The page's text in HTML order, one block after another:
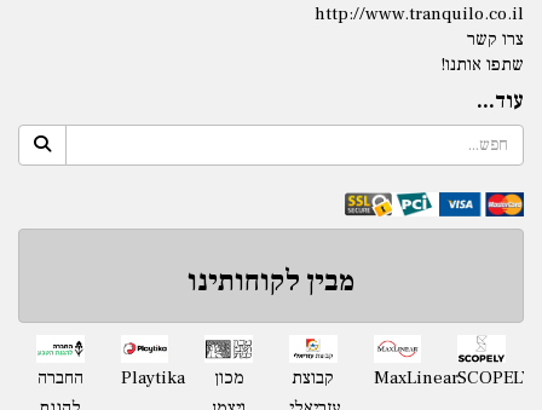
http://www.tranquilo.co.il
צרו קשר
שתפו אותנו!
עוד...
מבין לקוחותינו
החברה
Playtika
מכון
קבוצת
MaxLinearSCOPELY